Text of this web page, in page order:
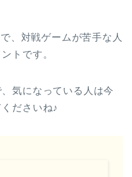
、対戦ゲームが苦手な人
トです。
気になっている人は今
ださいね♪